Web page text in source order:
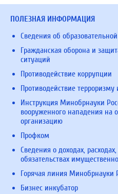
ПОЛЕЗНАЯ ИНФОРМАЦИЯ
Сведения об
Гражданская оборона и
ситуаций
Противодействие коррупции
Противодействие
Инструкция Минобрнауки
вооруженного нападения на
организацию
Профком
Сведения о доходах,
обязательствах
Горячая линия Минобрнауки
Бизнес инкубатор